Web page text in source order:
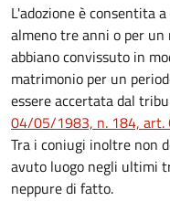
L'adozione è consentita
almeno tre anni o per
abbiano convissuto in
matrimonio per un
essere accertata dal
04/05/1983, n. 184, art.
Tra i coniugi inoltre non
avuto luogo negli ultimi
neppure di fatto.